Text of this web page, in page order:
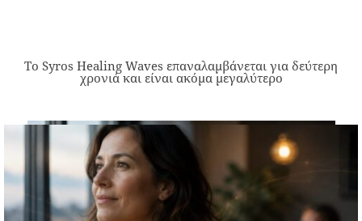
Το Syros Healing Waves επαναλαμβάνεται για δεύτερη
χρονιά και είναι ακόμα μεγαλύτερο